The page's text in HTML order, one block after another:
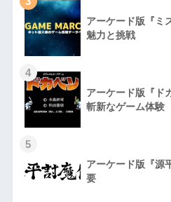
アーケード版『ミ
魅力と挑戦
4
アーケード版『ド
斬新なゲーム体験
5
アーケード版『源
要